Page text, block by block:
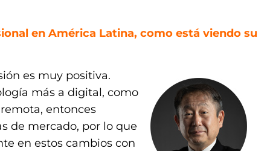
en América Latina, como está viendo su
es muy positiva.
más a digital, como
entonces
de mercado, por lo que
en estos cambios con